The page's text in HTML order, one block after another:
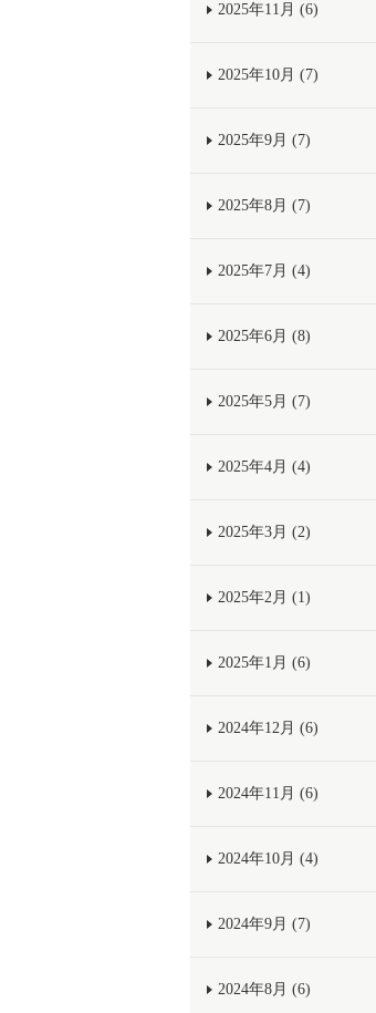
2025年11月 (6)
2025年10月 (7)
2025年9月 (7)
2025年8月 (7)
2025年7月 (4)
2025年6月 (8)
2025年5月 (7)
2025年4月 (4)
2025年3月 (2)
2025年2月 (1)
2025年1月 (6)
2024年12月 (6)
2024年11月 (6)
2024年10月 (4)
2024年9月 (7)
2024年8月 (6)